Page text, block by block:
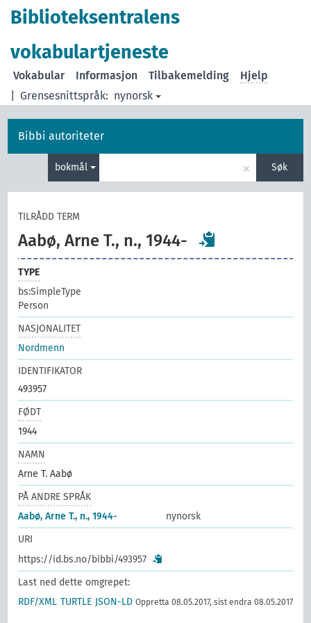
Biblioteksentralens
vokabulartjeneste
Grensesnittspråk: nynorsk
Vokabular Informasjon Tilbakemelding Hjelp
Bibbi autoriteter
bokmål × Søk
TILRÅDD TERM
Aabø, Arne T., n., 1944-
TYPE
bs:SimpleType
Person
NASJONALITET
Nordmenn
IDENTIFIKATOR
493957
FØDT
1944
NAMN
Arne T. Aabø
PÅ ANDRE SPRÅK
Aabø, Arne T., n., 1944-
nynorsk
URI
https://id.bs.no/bibbi/493957
Last ned dette omgrepet:
RDF/XML TURTLE JSON-LD Oppretta 08.05.2017, sist endra 08.05.2017